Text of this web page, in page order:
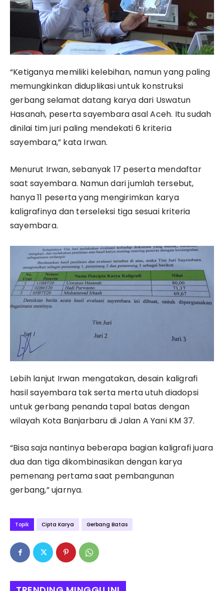
“Ketiganya memiliki kelebihan, namun yang paling
memungkinkan diduplikasi untuk konstruksi
gerbang selamat datang karya dari Uswatun
Hasanah, peserta sayembara asal Aceh. Itu sudah
dinilai tim juri paling mendekati 6 kriteria
sayembara,” kata Irwan.
Menurut Irwan, sebanyak 17 peserta mendaftar
saat sayembara. Namun dari jumlah tersebut,
hanya 11 peserta yang mengirimkan karya
kaligrafinya dan terseleksi tiga sesuai kriteria
sayembara.
Lebih lanjut Irwan mengatakan, desain kaligrafi
hasil sayembara tak serta merta utuh diadopsi
untuk gerbang penanda tapal batas dengan
wilayah Kota Banjarbaru di Jalan A Yani KM 37.
“Bisa saja nantinya beberapa bagian kaligrafi juara
dua dan tiga dikombinasikan dengan karya
pemenang pertama saat pembangunan
gerbang,” ujarnya.
Topik Cipta Karya Gerbang Batas